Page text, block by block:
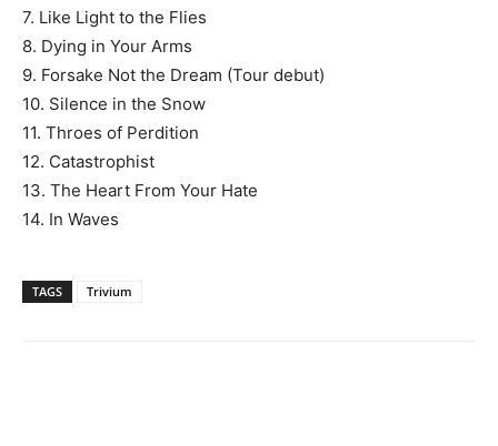
7. Like Light to the Flies
8. Dying in Your Arms
9. Forsake Not the Dream (Tour debut)
10. Silence in the Snow
11. Throes of Perdition
12. Catastrophist
13. The Heart From Your Hate
14. In Waves
TAGS Trivium